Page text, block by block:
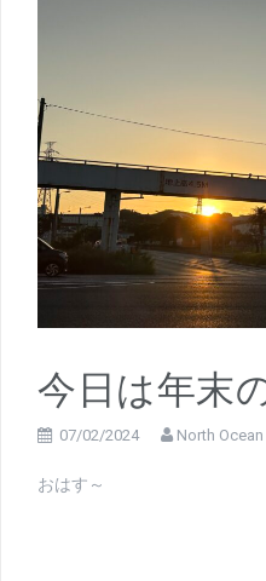
今日は年末
07/02/2024 North
おはす～